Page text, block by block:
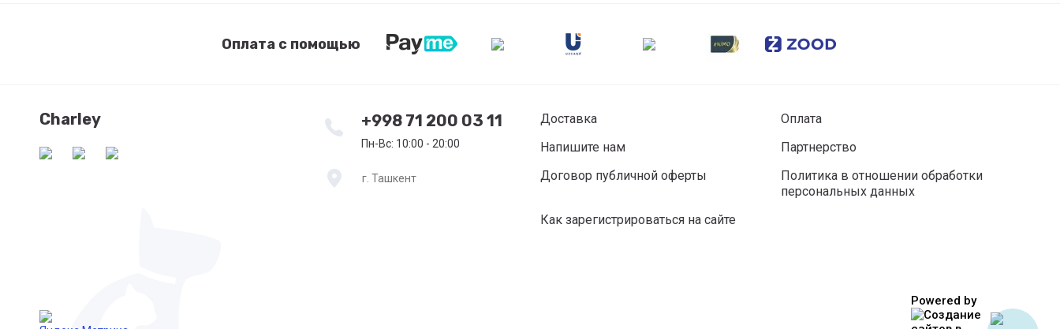
Оплата с помощью
Charley +998 71 200 03 11
Пн-Вс: 10:00 - 20:00
г. Ташкент
Доставка
Оплата
Напишите нам
Партнерство
Договор публичной оферты
Политика в отношении обработки
персональных данных
Как зарегистрироваться на сайте
Powered by